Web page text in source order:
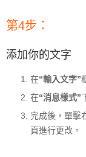
第4步：
添加你的文字
在“輸入文字”
在“消息樣式”
完成後，單擊
頁進行更改。